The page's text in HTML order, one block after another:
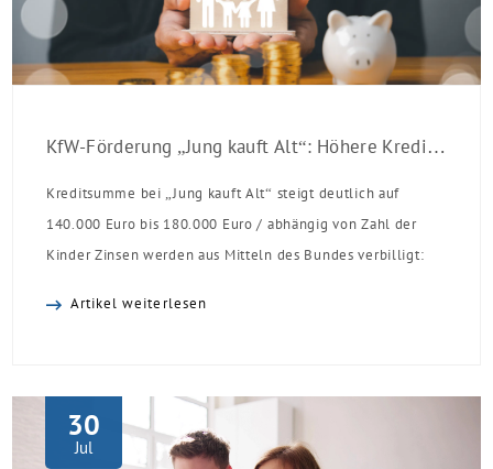
KfW-Förderung „Jung kauft Alt“: Höhere Kredite ab August 2026
Kreditsumme bei „Jung kauft Alt“ steigt deutlich auf
140.000 Euro bis 180.000 Euro / abhängig von Zahl der
Kinder Zinsen werden aus Mitteln des Bundes verbilligt:
Einzelmaßnahmen […]
Artikel weiterlesen
30
Jul